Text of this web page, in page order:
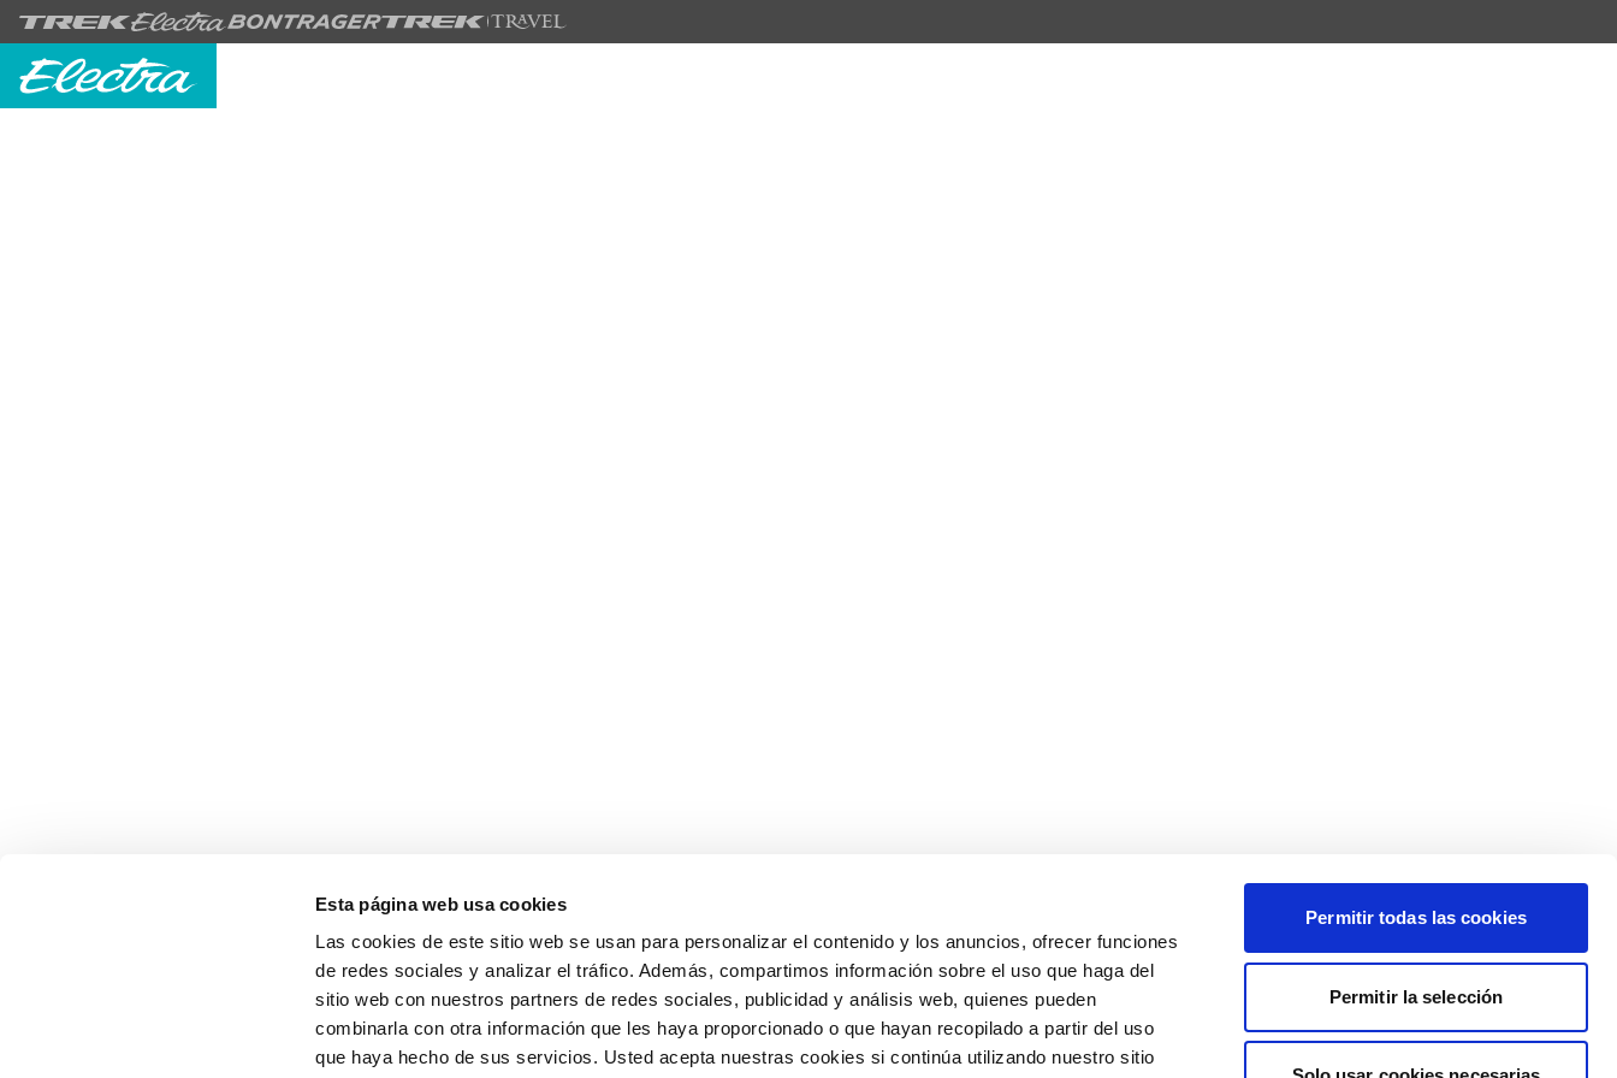
Esta página web usa cookies
Las cookies de este sitio web se usan para personalizar el contenido y los anuncios, ofrecer funciones
de redes sociales y analizar el tráfico. Además, compartimos información sobre el uso que haga del
sitio web con nuestros partners de redes sociales, publicidad y análisis web, quienes pueden
combinarla con otra información que les haya proporcionado o que hayan recopilado a partir del uso
que haya hecho de sus servicios. Usted acepta nuestras cookies si continúa utilizando nuestro sitio
Permitir todas las cookies
Permitir la selección